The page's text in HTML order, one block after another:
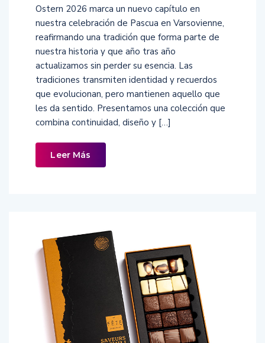
Ostern 2026 marca un nuevo capítulo en
nuestra celebración de Pascua en Varsovienne,
reafirmando una tradición que forma parte de
nuestra historia y que año tras año
actualizamos sin perder su esencia. Las
tradiciones transmiten identidad y recuerdos
que evolucionan, pero mantienen aquello que
les da sentido. Presentamos una colección que
combina continuidad, diseño y […]
Leer Más